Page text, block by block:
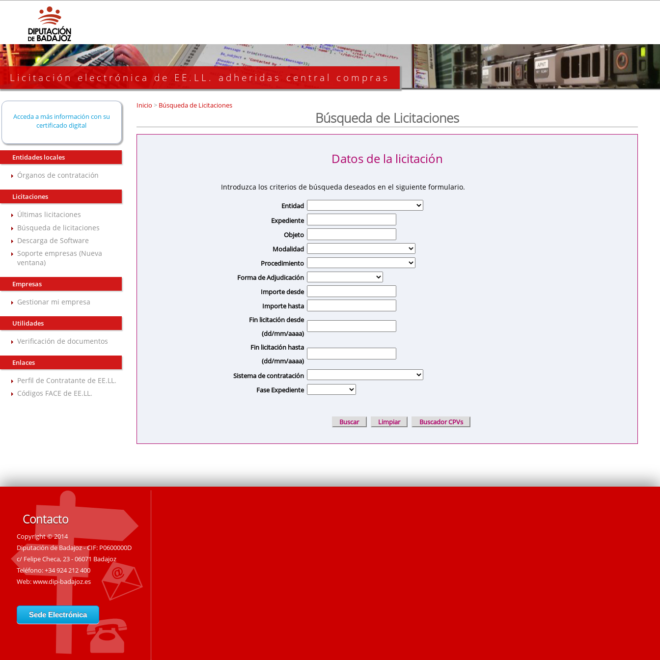
Licitación electrónica de EE.LL. adheridas central compras
Acceda a más información con su
certificado digital
Entidades locales
Órganos de contratación
Licitaciones
Últimas licitaciones
Búsqueda de licitaciones
Descarga de Software
Soporte empresas (Nueva
ventana)
Empresas
Gestionar mi empresa
Utilidades
Verificación de documentos
Enlaces
Perfil de Contratante de EE.LL.
Códigos FACE de EE.LL.
Inicio >Búsqueda de Licitaciones
Búsqueda de Licitaciones
Introduzca los criterios de búsqueda deseados en el siguiente formulario.
Datos de la licitación
Entidad
Expediente
Objeto
Modalidad
Procedimiento
Forma de Adjudicación
Importe desde
Importe hasta
Fin licitación desde
(dd/mm/aaaa)
Fin licitación hasta
(dd/mm/aaaa)
Sistema de contratación
Fase Expediente
Contacto
Copyright © 2014
Diputación de Badajoz - CIF: P0600000D
c/ Felipe Checa, 23 - 06071 Badajoz
Teléfono: +34 924 212 400
Web:www.dip-badajoz.es
Sede Electrónica